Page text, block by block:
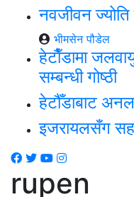
नवजीवन ज्योति
भीमसेन पौडेल
हेटाैँडामा
सम्बन्धी गोष्ठी
हेटौँडाबाट
इजरायलसँग
rupen